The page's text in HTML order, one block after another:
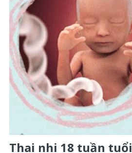
Thai nhi 18 tuần tuổi